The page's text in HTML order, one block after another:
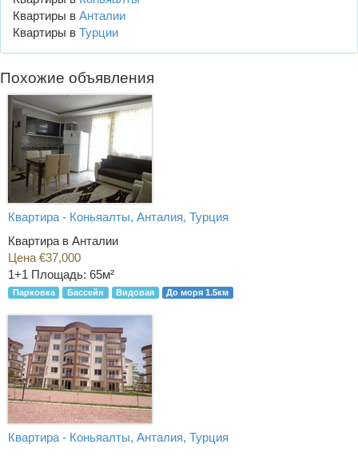
Квартиры в Анталии
Квартиры в Турции
Похожие объявления
Квартира - Коньяалты, Анталия, Турция
Квартира в Анталии
Цена €37,000
1+1 Площадь: 65м²
Парковка Бассейн Видовая До моря 1.5км
Квартира - Коньяалты, Анталия, Турция